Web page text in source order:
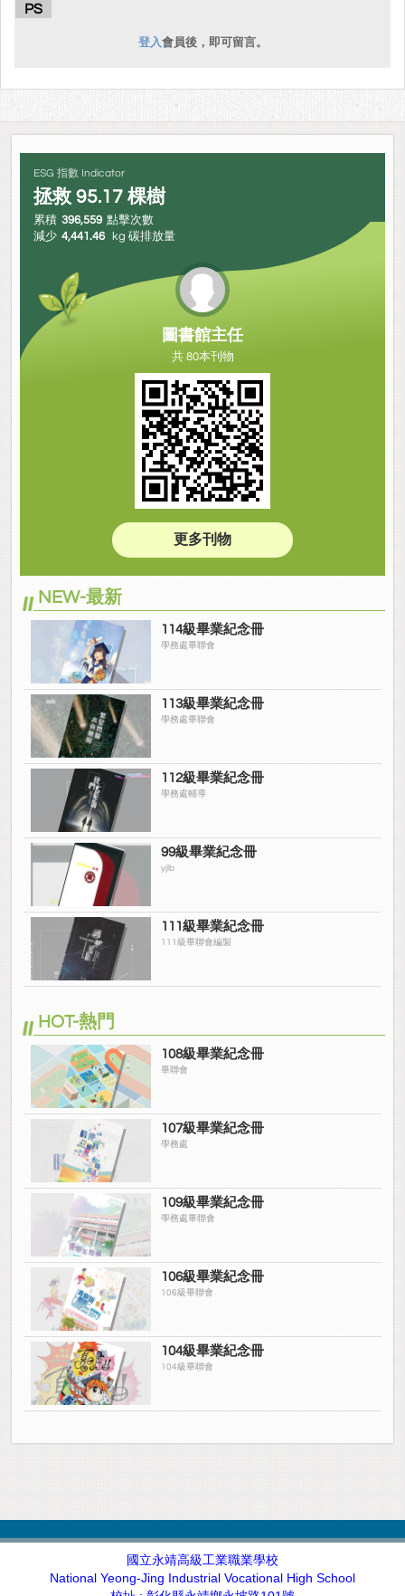
PS
登入會員後，即可留言。
ESG 指數 Indicator
拯救 95.17 棵樹
累積 396,559 點擊次數
減少 4,441.46 kg 碳排放量
圖書館主任
共 80本刊物
更多刊物
NEW-最新
114級畢業紀念冊
學務處畢聯會
113級畢業紀念冊
學務處畢聯會
112級畢業紀念冊
學務處輔導
99級畢業紀念冊
yjlb
111級畢業紀念冊
111級畢聯會編製
HOT-熱門
108級畢業紀念冊
畢聯會
107級畢業紀念冊
學務處
109級畢業紀念冊
學務處畢聯會
106級畢業紀念冊
106級畢聯會
104級畢業紀念冊
104級畢聯會
國立永靖高級工業職業學校
National Yeong-Jing Industrial Vocational High School